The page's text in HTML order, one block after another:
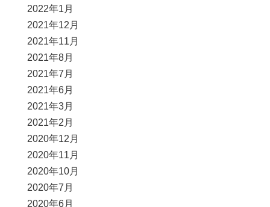
2022年1月
2021年12月
2021年11月
2021年8月
2021年7月
2021年6月
2021年3月
2021年2月
2020年12月
2020年11月
2020年10月
2020年7月
2020年6月